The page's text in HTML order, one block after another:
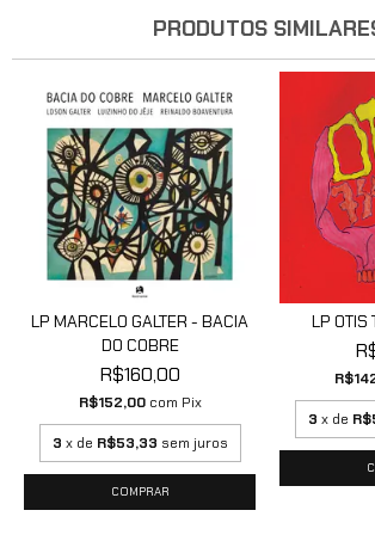
PRODUTOS
LP MARCELO GALTER - BACIA
DO COBRE
R$160,00
R$152,00 com Pix
3 x de R$53,33 sem juros
LP OTIS
3 x de